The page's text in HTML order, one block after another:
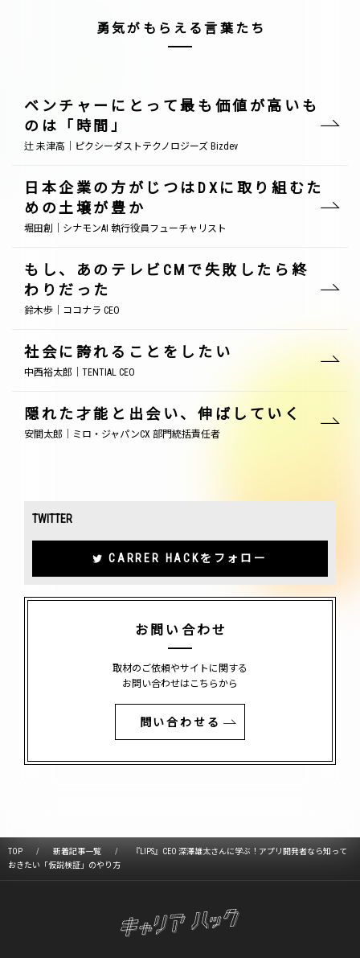
勇気がもらえる言葉たち
ベンチャーにとって最も価値が高いも
のは「時間」
辻 未津高｜ピクシーダストテクノロジーズ Bizdev
日本企業の方がじつはDXに取り組むた
めの土壌が豊か
堀田創｜シナモンAI 執行役員フューチャリスト
もし、あのテレビCMで失敗したら終
わりだった
鈴木歩｜ココナラ CEO
社会に誇れることをしたい
中西裕太郎｜TENTIAL CEO
隠れた才能と出会い、伸ばしていく
安間太郎｜ミロ・ジャパンCX 部門統括責任者
TWITTER
CARRER HACKをフォロー
お問い合わせ
取材のご依頼やサイトに関する
お問い合わせはこちらから
問い合わせる
TOP 新着記事一覧
『LIPS』CEO 深澤雄太さんに学ぶ！アプリ開発者なら知って
おきたい「仮説検証」のやり方